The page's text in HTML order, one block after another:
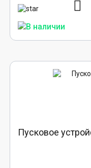
Пусковое